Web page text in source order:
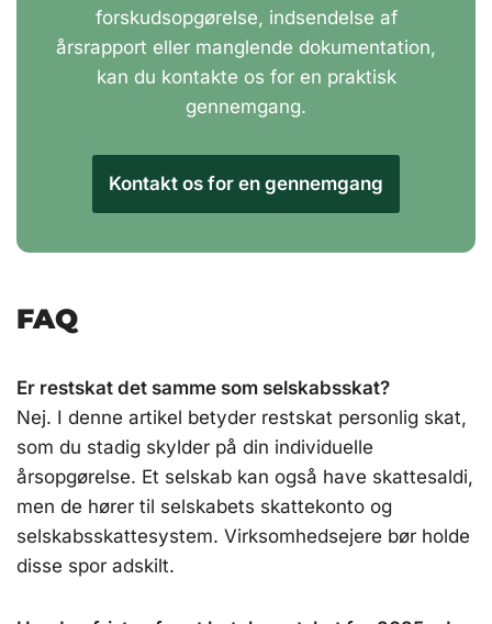
forskudsopgørelse, indsendelse af
årsrapport eller manglende dokumentation,
kan du kontakte os for en praktisk
gennemgang.
Kontakt os for en gennemgang
FAQ
Er restskat det samme som selskabsskat?
Nej. I denne artikel betyder restskat personlig skat,
som du stadig skylder på din individuelle
årsopgørelse. Et selskab kan også have skattesaldi,
men de hører til selskabets skattekonto og
selskabsskattesystem. Virksomhedsejere bør holde
disse spor adskilt.